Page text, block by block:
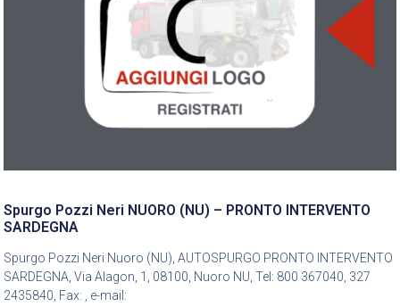
Spurgo Pozzi Neri NUORO (NU) – PRONTO INTERVENTO
SARDEGNA
Spurgo Pozzi Neri Nuoro (NU), AUTOSPURGO PRONTO INTERVENTO
SARDEGNA, Via Alagon, 1, 08100, Nuoro NU, Tel: 800 367040, 327
2435840, Fax: , e-mail: